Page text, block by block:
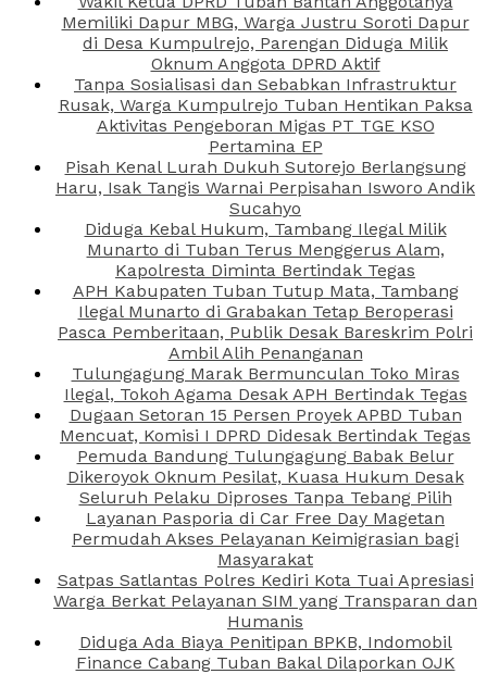
Memiliki Dapur MBG, Warga Justru Soroti Dapur
di Desa Kumpulrejo, Parengan Diduga Milik
Oknum Anggota DPRD Aktif
Tanpa Sosialisasi dan Sebabkan Infrastruktur
Rusak, Warga Kumpulrejo Tuban Hentikan Paksa
Aktivitas Pengeboran Migas PT TGE KSO
Pertamina EP
Pisah Kenal Lurah Dukuh Sutorejo Berlangsung
Haru, Isak Tangis Warnai Perpisahan Isworo Andik
Sucahyo
Diduga Kebal Hukum, Tambang Ilegal Milik
Munarto di Tuban Terus Menggerus Alam,
Kapolresta Diminta Bertindak Tegas
APH Kabupaten Tuban Tutup Mata, Tambang
Ilegal Munarto di Grabakan Tetap Beroperasi
Pasca Pemberitaan, Publik Desak Bareskrim Polri
Ambil Alih Penanganan
Tulungagung Marak Bermunculan Toko Miras
Ilegal, Tokoh Agama Desak APH Bertindak Tegas
Dugaan Setoran 15 Persen Proyek APBD Tuban
Mencuat, Komisi I DPRD Didesak Bertindak Tegas
Pemuda Bandung Tulungagung Babak Belur
Dikeroyok Oknum Pesilat, Kuasa Hukum Desak
Seluruh Pelaku Diproses Tanpa Tebang Pilih
Layanan Pasporia di Car Free Day Magetan
Permudah Akses Pelayanan Keimigrasian bagi
Masyarakat
Satpas Satlantas Polres Kediri Kota Tuai Apresiasi
Warga Berkat Pelayanan SIM yang Transparan dan
Humanis
Diduga Ada Biaya Penitipan BPKB, Indomobil
Finance Cabang Tuban Bakal Dilaporkan OJK